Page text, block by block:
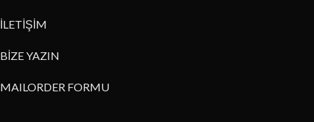
İLETİŞİM
BİZE YAZIN
MAILORDER FORMU